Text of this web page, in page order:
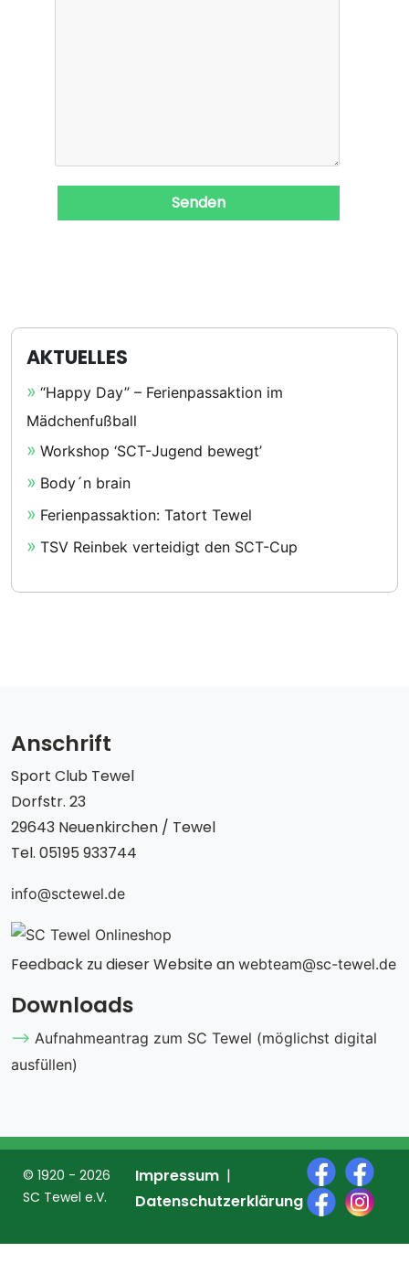
AKTUELLES
“Happy Day” – Ferienpassaktion im
Mädchenfußball
Workshop ‘SCT-Jugend bewegt’
Body´n brain
Ferienpassaktion: Tatort Tewel
TSV Reinbek verteidigt den SCT-Cup
Anschrift
Sport Club Tewel
Dorfstr. 23
29643 Neuenkirchen / Tewel
Tel. 05195 933744
info@sctewel.de
Feedback zu dieser Website an webteam@sc-tewel.de
Downloads
Aufnahmeantrag zum SC Tewel (möglichst digital
ausfüllen)
© 1920 - 2026
SC Tewel e.V.
Impressum
Datenschutzerklärung